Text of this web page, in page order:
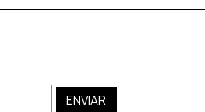
ENVIAR